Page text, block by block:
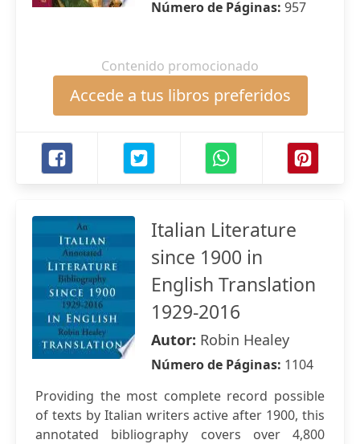
Número de Páginas: 957
Contenido promocionado
Accede a tus libros preferidos
Italian Literature
since 1900 in
English Translation
1929-2016
Autor: Robin Healey
Número de Páginas: 1104
Providing the most complete record possible
of texts by Italian writers active after 1900, this
annotated bibliography covers over 4,800